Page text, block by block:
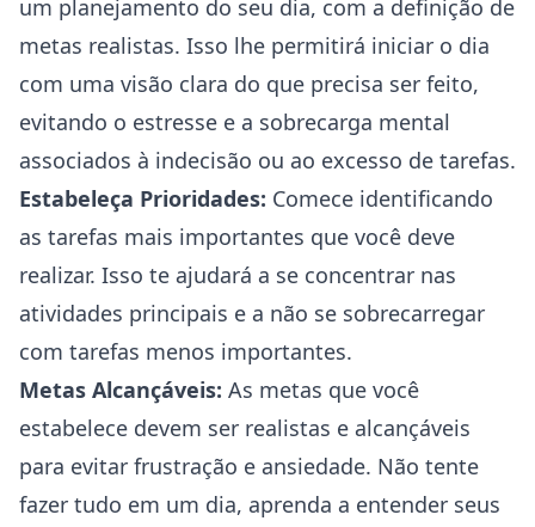
um planejamento do seu dia, com a definição de
metas realistas. Isso lhe permitirá iniciar o dia
com uma visão clara do que precisa ser feito,
evitando o estresse e a sobrecarga mental
associados à indecisão ou ao excesso de tarefas.
Estabeleça Prioridades: Comece identificando
as tarefas mais importantes que você deve
realizar. Isso te ajudará a se concentrar nas
atividades principais e a não se sobrecarregar
com tarefas menos importantes.
Metas Alcançáveis: As metas que você
estabelece devem ser realistas e alcançáveis
para evitar frustração e ansiedade. Não tente
fazer tudo em um dia, aprenda a entender seus